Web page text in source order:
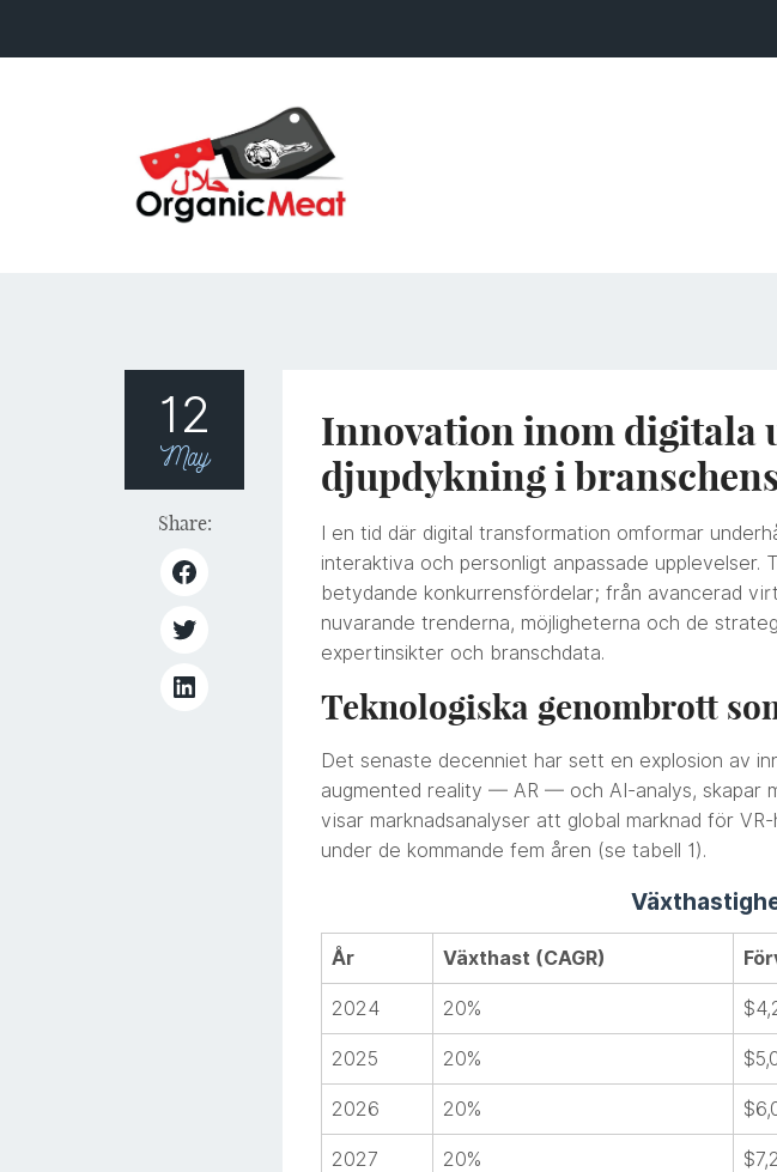
12
May
Share:
Innovation inom digitala
djupdykning i
I en tid där digital transformation omformar
interaktiva och personligt anpassade upplevelser.
betydande konkurrensfördelar; från avancerad
nuvarande trenderna, möjligheterna och de
expertinsikter och branschdata.
Teknologiska genombrott
Det senaste decenniet har sett en explosion av
augmented reality — AR — och AI-analys, skapar
visar marknadsanalyser att global marknad för
under de kommande fem åren (se tabell 1).
År Växthast (CAGR)
2024 20%
2025 20%
2026 20%
2027 20% $7,2